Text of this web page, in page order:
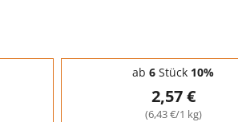
ab 6 Stück 10%
2,57 €
(6,43 €/1 kg)